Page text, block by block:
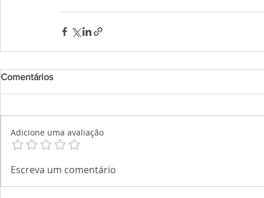
Comentários
Adicione uma avaliação
Escreva um comentário